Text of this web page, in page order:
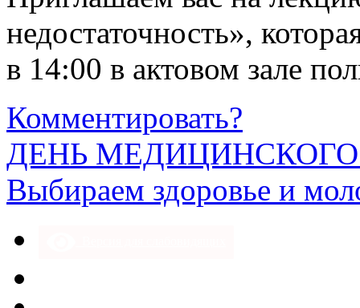
недостаточность»,
в 14:00 в актовом зале
Комментировать?
ДЕНЬ
Выбираем здоровье и